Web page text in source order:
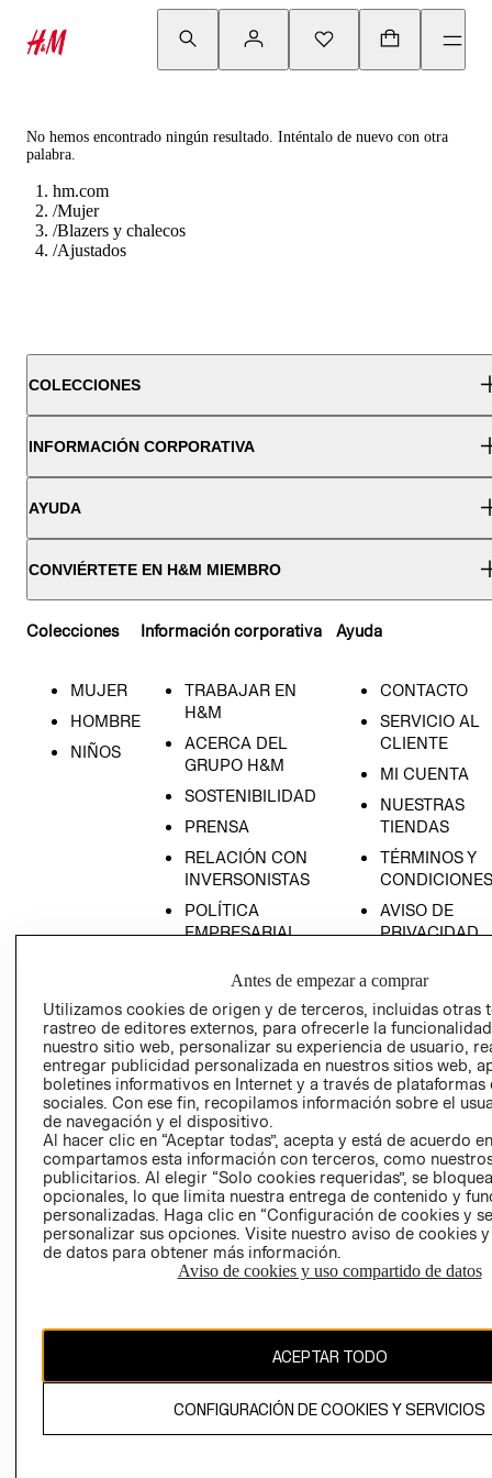
No hemos encontrado ningún resultado. Inténtalo de nuevo con otra
palabra.
hm.com
/Mujer
/Blazers y chalecos
/Ajustados
COLECCIONES
INFORMACIÓN CORPORATIVA
AYUDA
CONVIÉRTETE EN H&M MIEMBRO
Colecciones
MUJER
HOMBRE
NIÑOS
Información corporativa
TRABAJAR EN
H&M
ACERCA DEL
GRUPO H&M
SOSTENIBILIDAD
PRENSA
RELACIÓN CON
INVERSONISTAS
POLÍTICA
EMPRESARIAL
Ayuda
CONTACTO
SERVICIO AL
CLIENTE
MI CUENTA
NUESTRAS
TIENDAS
TÉRMINOS Y
CONDICIONES
AVISO DE
PRIVACIDAD
AVISO DE
COOKIES
LIBRO DE
Ecuador ($)
CAMBIAR REGIÓN
El contenido de esta página web está protegido por copyright y es
propiedad de H&M Hennes & Mauritz AB.
Antes de empezar a comprar
Utilizamos cookies de origen y de terceros, incluidas otras
rastreo de editores externos, para ofrecerle la
nuestro sitio web, personalizar su experiencia de usuario,
entregar publicidad personalizada en nuestros sitios web,
boletines informativos en Internet y a través de plataformas
sociales. Con ese fin, recopilamos información sobre el
de navegación y el dispositivo.
Al hacer clic en “Aceptar todas”, acepta y está de acuerdo
compartamos esta información con terceros, como
publicitarios. Al elegir “Solo cookies requeridas”, se
opcionales, lo que limita nuestra entrega de contenido y
personalizadas. Haga clic en “Configuración de cookies y
personalizar sus opciones. Visite nuestro aviso de cookies
de datos para obtener más información.
Aviso de cookies y uso compartido de datos
ACEPTAR TODO
CONFIGURACIÓN DE COOKIES Y SERVICIOS